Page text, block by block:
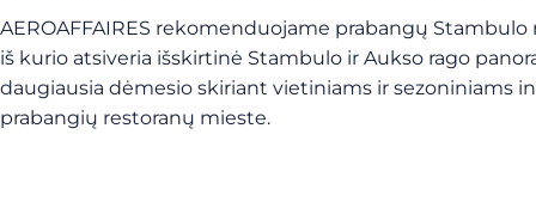
AEROAFFAIRES rekomenduojame prabangų Stambulo
iš kurio atsiveria išskirtinė Stambulo ir Aukso rago
daugiausia dėmesio skiriant vietiniams ir sezoniniams
prabangių restoranų mieste.